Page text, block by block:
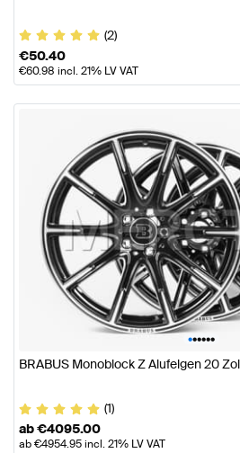
(2)
€50.40
€60.98 incl. 21% LV VAT
••••••
BRABUS Monoblock Z Alufelgen 20
(1)
ab€4095.00
ab€4954.95incl. 21% LV VAT